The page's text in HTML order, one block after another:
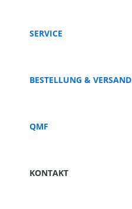
SERVICE
BESTELLUNG & VERSAND
QMF
KONTAKT